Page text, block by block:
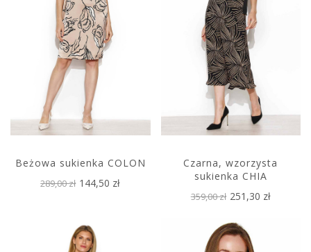
Beżowa sukienka COLON
289,00 zł 144,50 zł
Czarna, wzorzysta
sukienka CHIA
359,00 zł 251,30 zł